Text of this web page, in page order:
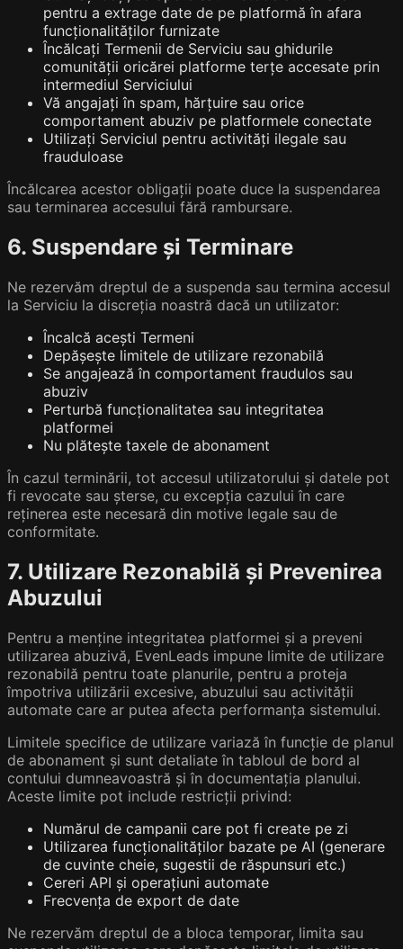
pentru a extrage date de pe platformă în afara
funcționalităților furnizate
Încălcați Termenii de Serviciu sau ghidurile
comunității oricărei platforme terțe accesate prin
intermediul Serviciului
Vă angajați în spam, hărțuire sau orice
comportament abuziv pe platformele conectate
Utilizați Serviciul pentru activități ilegale sau
frauduloase
Încălcarea acestor obligații poate duce la suspendarea
sau terminarea accesului fără rambursare.
6. Suspendare și Terminare
Ne rezervăm dreptul de a suspenda sau termina accesul
la Serviciu la discreția noastră dacă un utilizator:
Încalcă acești Termeni
Depășește limitele de utilizare rezonabilă
Se angajează în comportament fraudulos sau
abuziv
Perturbă funcționalitatea sau integritatea
platformei
Nu plătește taxele de abonament
În cazul terminării, tot accesul utilizatorului și datele pot
fi revocate sau șterse, cu excepția cazului în care
reținerea este necesară din motive legale sau de
conformitate.
7. Utilizare Rezonabilă și Prevenirea
Abuzului
Pentru a menține integritatea platformei și a preveni
utilizarea abuzivă, EvenLeads impune limite de utilizare
rezonabilă pentru toate planurile, pentru a proteja
împotriva utilizării excesive, abuzului sau activității
automate care ar putea afecta performanța sistemului.
Limitele specifice de utilizare variază în funcție de planul
de abonament și sunt detaliate în tabloul de bord al
contului dumneavoastră și în documentația planului.
Aceste limite pot include restricții privind:
Numărul de campanii care pot fi create pe zi
Utilizarea funcționalităților bazate pe AI (generare
de cuvinte cheie, sugestii de răspunsuri etc.)
Cereri API și operațiuni automate
Frecvența de export de date
Ne rezervăm dreptul de a bloca temporar, limita sau